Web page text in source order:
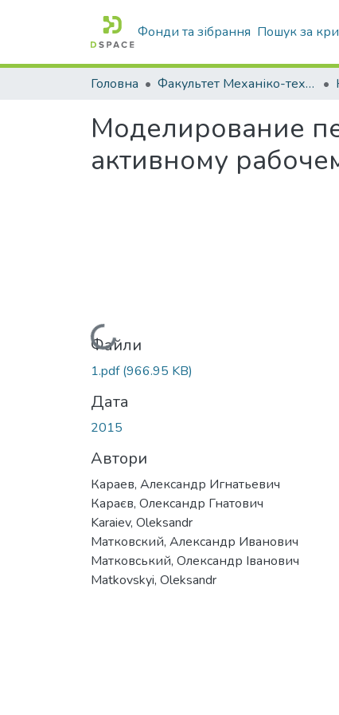
Фонди та зібрання Пошук за
Головна Факультет Механіко-технологічний
Моделирование
активному
Вантажиться...
Файли
1.pdf(966.95 KB)
Дата
2015
Автори
Караев, Александр Игнатьевич
Караєв, Олександр Гнатович
Karaiev, Oleksandr
Матковский, Александр Иванович
Матковський, Олександр Іванович
Matkovskyi, Oleksandr